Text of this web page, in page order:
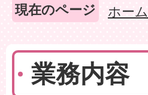
現在のページ ホーム
業務内容